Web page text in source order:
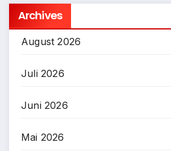
Archives
August 2026
Juli 2026
Juni 2026
Mai 2026